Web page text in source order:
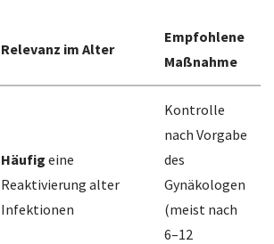
Relevanz im Alter
Empfohlene
Maßnahme
Häufig eine
Reaktivierung alter
Infektionen
Kontrolle
nach Vorgabe
des
Gynäkologen
(meist nach
6–12